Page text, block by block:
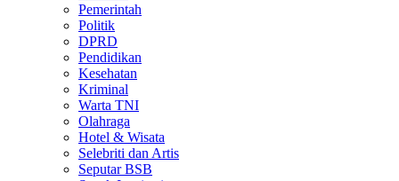
Pemerintah
Politik
DPRD
Pendidikan
Kesehatan
Kriminal
Warta TNI
Olahraga
Hotel & Wisata
Selebriti dan Artis
Seputar BSB